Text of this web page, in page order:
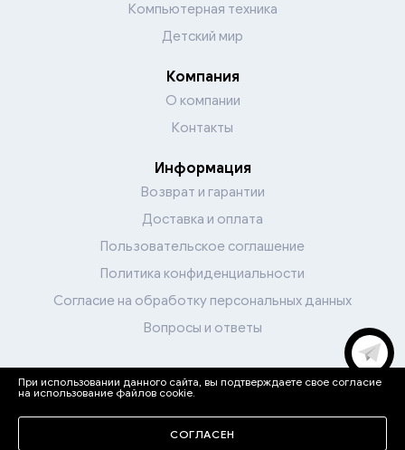
Компьютерная техника
Детский мир
Компания
О компании
Контакты
Информация
Возврат и гарантии
Доставка и оплата
Пользовательское соглашение
Политика конфиденциальности
Согласие на обработку персональных данных
Вопросы и ответы
Перейти в каталог
Мы в соцсетях
При использовании данного сайта, вы подтверждаете свое согласие
на использование файлов cookie.
СОГЛАСЕН